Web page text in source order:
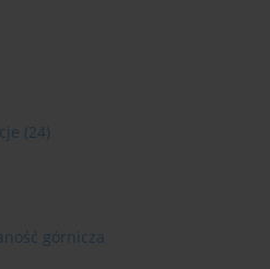
(24)
górnicza